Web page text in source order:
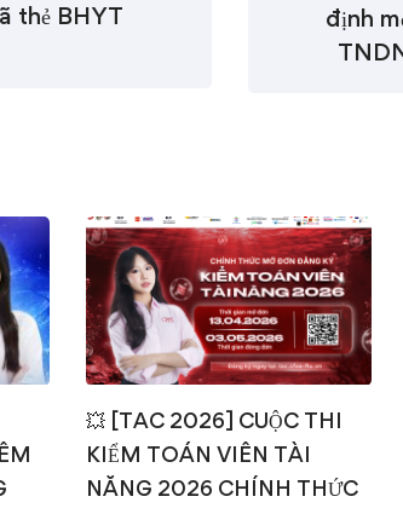
thẻ BHYT
định
💥 [TAC 2026] CUỘC THI
KIỂM TOÁN VIÊN TÀI
NĂNG 2026 CHÍNH THỨC